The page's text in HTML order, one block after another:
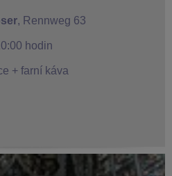
, Rennweg 63
hodin
+ farní káva